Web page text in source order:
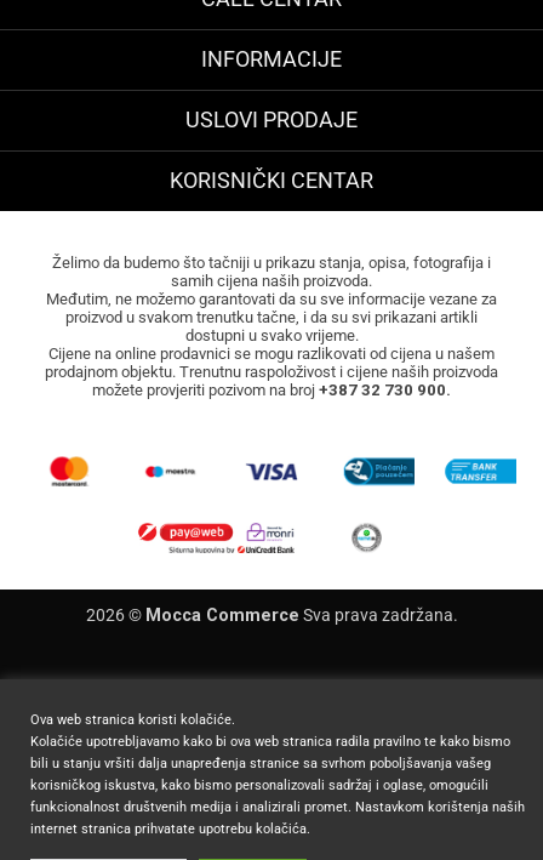
INFORMACIJE
USLOVI PRODAJE
KORISNIČKI CENTAR
Želimo da budemo što tačniji u prikazu stanja, opisa, fotografija i
samih cijena naših proizvoda.
Međutim, ne možemo garantovati da su sve informacije vezane za
proizvod u svakom trenutku tačne, i da su svi prikazani artikli
dostupni u svako vrijeme.
Cijene na online prodavnici se mogu razlikovati od cijena u našem
prodajnom objektu. Trenutnu raspoloživost i cijene naših proizvoda
možete provjeriti pozivom na broj +387 32 730 900.
2026 © Mocca Commerce Sva prava zadržana.
Ova web stranica koristi kolačiće.
Kolačiće upotrebljavamo kako bi ova web stranica radila pravilno te kako bismo
bili u stanju vršiti dalja unapređenja stranice sa svrhom poboljšavanja vašeg
korisničkog iskustva, kako bismo personalizovali sadržaj i oglase, omogućili
funkcionalnost društvenih medija i analizirali promet. Nastavkom korištenja naših
internet stranica prihvatate upotrebu kolačića.